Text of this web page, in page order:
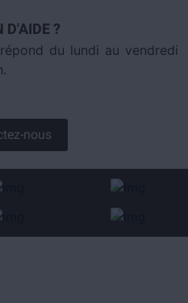
D'AIDE ?
du lundi au vendredi
nous